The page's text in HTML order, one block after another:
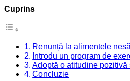
Cuprins
Renunță la alimentele
Introdu un program de
Adoptă o atitudine
Concluzie